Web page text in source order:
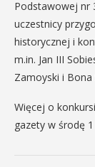
Podstawowej nr
uczestnicy
historycznej i
m.in. Jan III
Zamoyski i Bona
Więcej o
gazety w środę